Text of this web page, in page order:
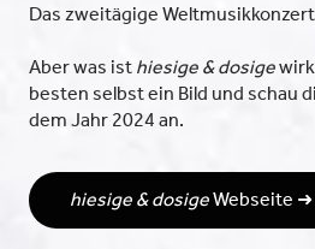
Das zweitägige
Aber was ist hiesige & dosige
besten selbst ein Bild und schau
dem Jahr 2024 an.
hiesige & dosigeWebseite ➜